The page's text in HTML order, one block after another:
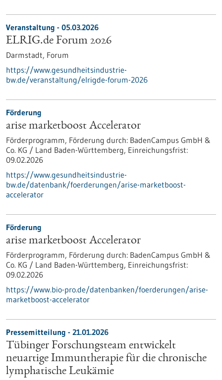
Veranstaltung - 05.03.2026
ELRIG.de Forum 2026
Darmstadt, Forum
https://www.gesundheitsindustrie-
bw.de/veranstaltung/elrigde-forum-2026
Förderung
arise marketboost Accelerator
Förderprogramm, Förderung durch: BadenCampus GmbH &
Co. KG / Land Baden-Württemberg, Einreichungsfrist:
09.02.2026
https://www.gesundheitsindustrie-
bw.de/datenbank/foerderungen/arise-marketboost-
accelerator
Förderung
arise marketboost Accelerator
Förderprogramm, Förderung durch: BadenCampus GmbH &
Co. KG / Land Baden-Württemberg, Einreichungsfrist:
09.02.2026
https://www.bio-pro.de/datenbanken/foerderungen/arise-
marketboost-accelerator
Pressemitteilung - 21.01.2026
Tübinger Forschungsteam entwickelt
neuartige Immuntherapie für die chronische
lymphatische Leukämie